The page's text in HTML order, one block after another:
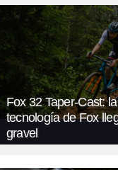
Fox 32 Taper-Cast: la
tecnología de Fox
gravel